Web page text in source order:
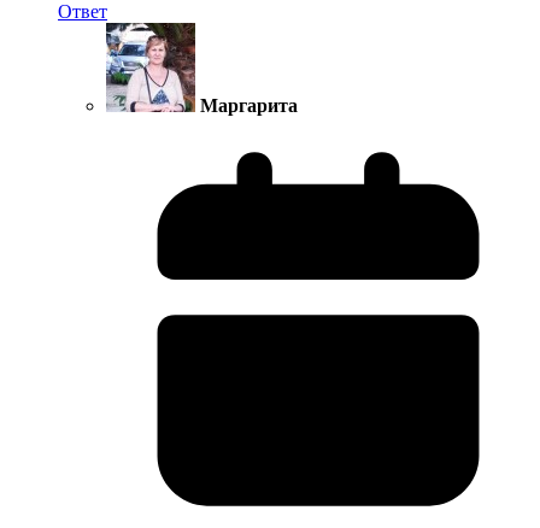
Ответ
Маргарита